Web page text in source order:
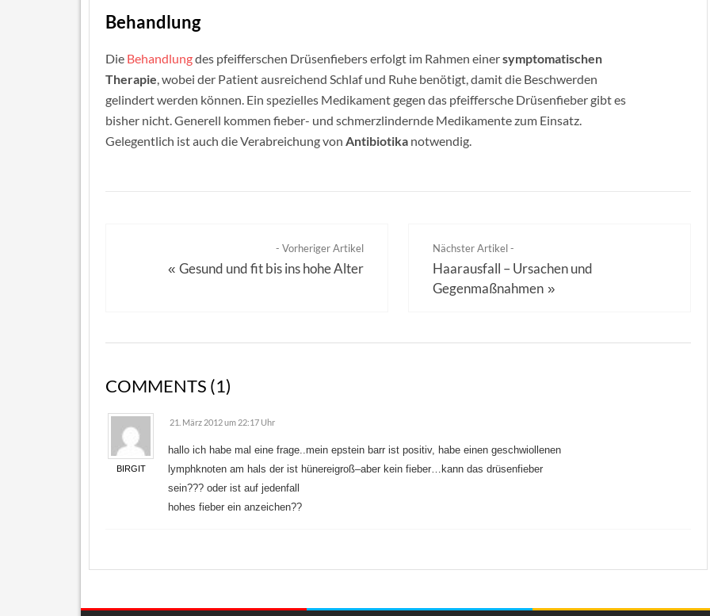
Behandlung
Die Behandlungdes pfeifferschen Drüsenfiebers erfolgt im Rahmen einersymptomatischen
Therapie, wobei der Patient ausreichend Schlaf und Ruhe benötigt, damit die Beschwerden
gelindert werden können. Ein spezielles Medikament gegen das pfeiffersche Drüsenfieber gibt es
bisher nicht. Generell kommen fieber- und schmerzlindernde Medikamente zum Einsatz.
Gelegentlich ist auch die Verabreichung von Antibiotika notwendig.
- Vorheriger Artikel
« Gesund und fit bis ins hohe Alter
Nächster Artikel -
Haarausfall – Ursachen und
Gegenmaßnahmen »
COMMENTS (1)
BIRGIT
21. März 2012 um 22:17 Uhr
hallo ich habe mal eine frage..mein epstein barr ist positiv, habe einen geschwiollenen
lymphknoten am hals der ist hünereigroß–aber kein fieber…kann das drüsenfieber
sein??? oder ist auf jedenfall
hohes fieber ein anzeichen??